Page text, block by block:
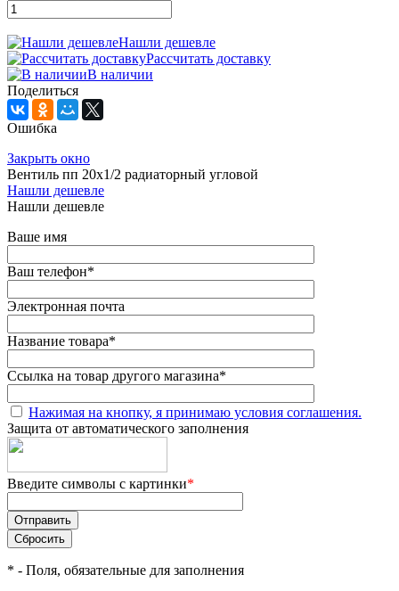
Нашли дешевле
Рассчитать доставку
В наличии
Поделиться
Ошибка
Закрыть окно
Вентиль пп 20х1/2 радиаторный угловой
Нашли дешевле
Нашли дешевле
Ваше имя
Ваш телефон*
Электронная почта
Название товара*
Ссылка на товар другого магазина*
Нажимая на кнопку, я принимаю условия соглашения.
Защита от автоматического заполнения
Введите символы с картинки*
* - Поля, обязательные для заполнения